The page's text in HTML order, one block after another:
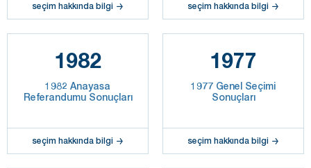
seçim hakkında bilgi seçim hakkında bilgi
1982
1982 Anayasa
Referandumu Sonuçları
seçim hakkında bilgi
1977
1977 Genel Seçimi
Sonuçları
seçim hakkında bilgi